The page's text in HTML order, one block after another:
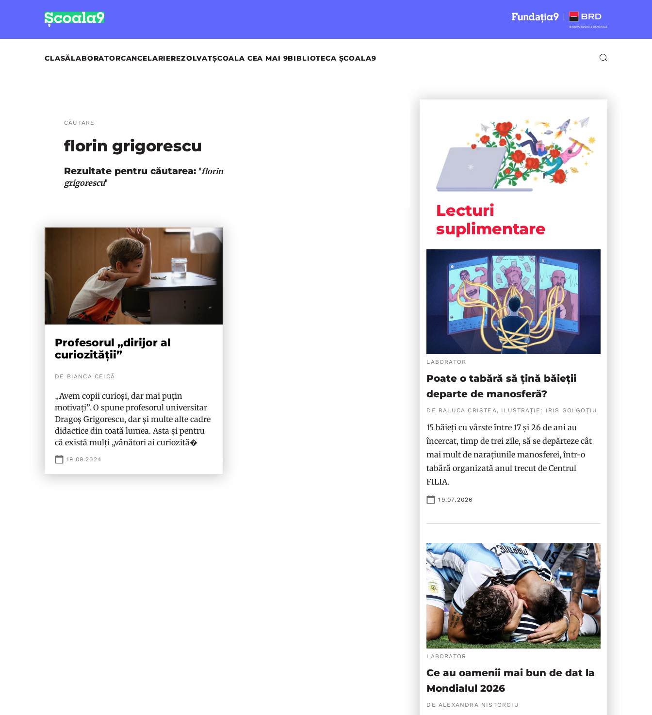
CLASĂLABORATORCANCELARIEREZOLVATȘCOALA CEA MAI 9BIBLIOTECA ȘCOALA9
CĂUTARE
florin grigorescu
Rezultate pentru căutarea: 'florin
grigorescu'
Profesorul „dirijor al
curiozității”
DE BIANCA CEICĂ
„Avem copii curioși, dar mai puțin
motivați”. O spune profesorul universitar
Dragoș Grigorescu, dar și multe alte cadre
didactice din toată lumea. Asta și pentru
că există mulți „vânători ai curiozită�
19.09.2024
Lecturi
suplimentare
LABORATOR
Poate o tabără să țină băieții
departe de manosferă?
DE RALUCA CRISTEA, ILUSTRAȚIE: IRIS GOLGOȚIU
15 băieți cu vârste între 17 și 26 de ani au
încercat, timp de trei zile, să se depărteze cât
mai mult de narațiunile manosferei, într-o
tabără organizată anul trecut de Centrul
FILIA.
19.07.2026
LABORATOR
Ce au oamenii mai bun de dat la
Mondialul 2026
DE ALEXANDRA NISTOROIU